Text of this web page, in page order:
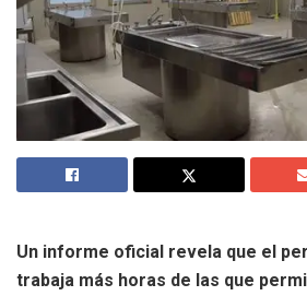
Un informe oficial revela que el
trabaja más horas de las que